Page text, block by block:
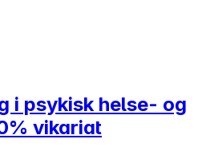
i psykisk helse- og
vikariat